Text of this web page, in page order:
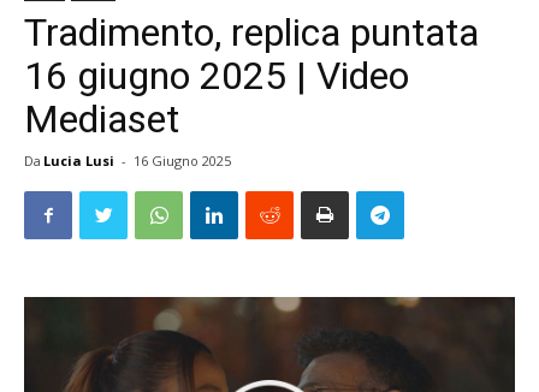
Tradimento, replica puntata
16 giugno 2025 | Video
Mediaset
Da Lucia Lusi - 16 Giugno 2025